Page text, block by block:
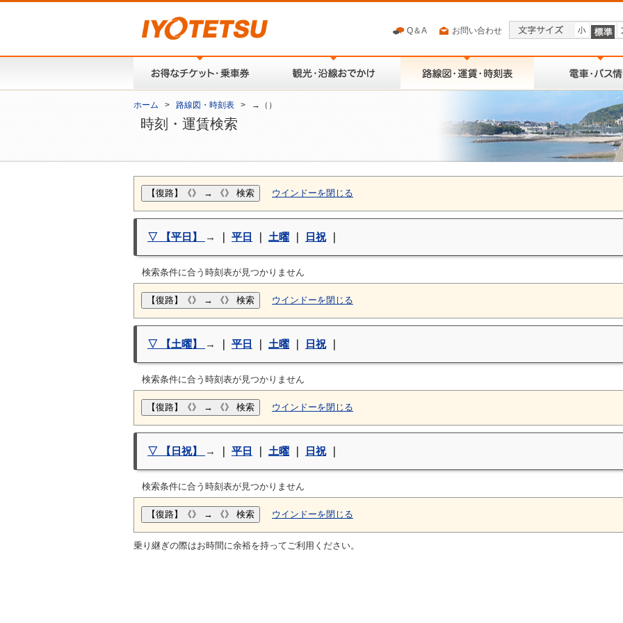
Q＆A
お問い合わせ
ホーム > 路線図・時刻表 > →（）
時刻・運賃検索
ウインドーを閉じる
▽ 【平日】 → ｜ 平日 ｜ 土曜 ｜ 日祝｜
検索条件に合う時刻表が見つかりません
ウインドーを閉じる
▽ 【土曜】 → ｜ 平日 ｜ 土曜 ｜ 日祝｜
検索条件に合う時刻表が見つかりません
ウインドーを閉じる
▽ 【日祝】 → ｜ 平日 ｜ 土曜 ｜ 日祝｜
検索条件に合う時刻表が見つかりません
ウインドーを閉じる
乗り継ぎの際はお時間に余裕を持ってご利用ください。